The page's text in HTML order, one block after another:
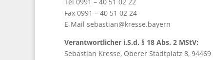
Fax 0991 – 40 51 02 24
E-Mail sebastian@kresse.bayern
Verantwortlicher i.S.d. § 18 Abs. 2 MStV:
Sebastian Kresse, Oberer Stadtplatz 8,